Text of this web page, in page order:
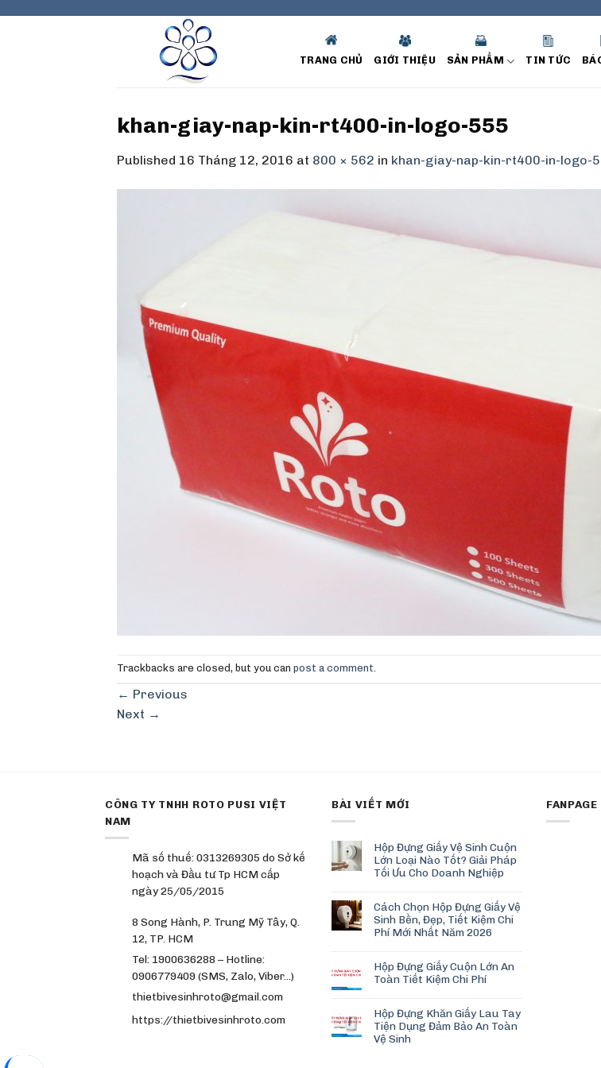
TRANG CHỦ GIỚI THIỆU SẢN PHẨM TIN TỨC
khan-giay-nap-kin-rt400-in-logo-555
Published 16 Tháng 12, 2016 at 800 × 562 in khan-giay-nap-kin-rt400-in-logo-
Trackbacks are closed, but you can post a comment
← Previous
Next →
CÔNG TY TNHH ROTO PUSI VIỆT
NAM
Mã số thuế: 0313269305 do Sở kế
hoạch và Đầu tư Tp HCM cấp
ngày 25/05/2015
8 Song Hành, P. Trung Mỹ Tây, Q.
12, TP. HCM
Tel: 1900636288 – Hotline:
0906779409 (SMS, Zalo, Viber…)
thietbivesinhroto@gmail.com
https://thietbivesinhroto.com
BÀI VIẾT MỚI
Hộp Đựng Giấy Vệ Sinh Cuộn
Lớn Loại Nào Tốt? Giải Pháp
Tối Ưu Cho Doanh Nghiệp
Cách Chọn Hộp Đựng Giấy Vệ
Sinh Bền, Đẹp, Tiết Kiệm Chi
Phí Mới Nhất Năm 2026
Hộp Đựng Giấy Cuộn Lớn An
Toàn Tiết Kiệm Chi Phí
Hộp Đựng Khăn Giấy Lau Tay
Tiện Dụng Đảm Bảo An Toàn
Vệ Sinh
FANPAGE